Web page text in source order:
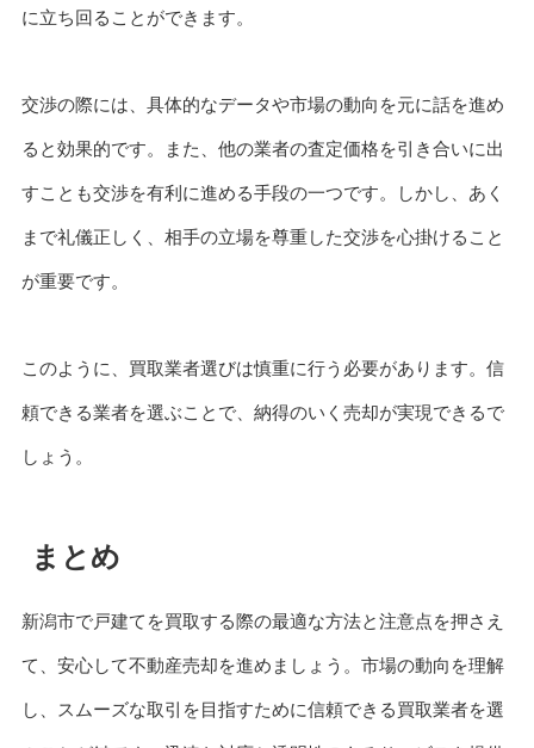
に立ち回ることができます。
交渉の際には、具体的なデータや市場の動向を元に話を進め
ると効果的です。また、他の業者の査定価格を引き合いに出
すことも交渉を有利に進める手段の一つです。しかし、あく
まで礼儀正しく、相手の立場を尊重した交渉を心掛けること
が重要です。
このように、買取業者選びは慎重に行う必要があります。信
頼できる業者を選ぶことで、納得のいく売却が実現できるで
しょう。
まとめ
新潟市で戸建てを買取する際の最適な方法と注意点を押さえ
て、安心して不動産売却を進めましょう。市場の動向を理解
し、スムーズな取引を目指すために信頼できる買取業者を選